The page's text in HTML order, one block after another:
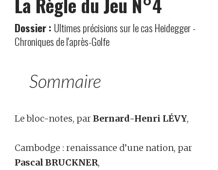
Dossier : Ultimes précisions sur le cas Heidegger -
Chroniques de l'après-Golfe
Sommaire
Le bloc-notes, parBernard-Henri LÉVY,
Cambodge : renaissance d’une nation, par
Pascal BRUCKNER,